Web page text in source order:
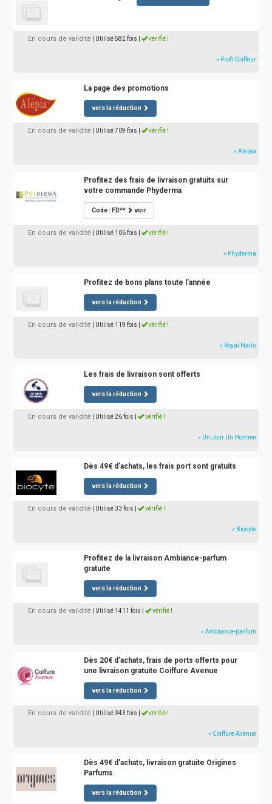
En cours de validité | Utilisé 582 fois vérifié !
» Profi Coiffeur
La page des promotions
vers la réduction
En cours de validité | Utilisé 709 fois vérifié !
» Alepia
Profitez des frais de livraison gratuits sur
votre commande Phyderma
Code : FD** voir
En cours de validité | Utilisé 106 fois vérifié !
» Phyderma
Profitez de bons plans toute l'année
vers la réduction
En cours de validité | Utilisé 119 fois vérifié !
» Royal Nails
Les frais de livraison sont offerts
vers la réduction
En cours de validité | Utilisé 26 fois vérifié !
» Un Jour Un Homme
Dès 49€ d'achats, les frais port sont gratuits
vers la réduction
En cours de validité | Utilisé 33 fois vérifié !
» Biocyte
Profitez de la livraison Ambiance-parfum
gratuite
vers la réduction
En cours de validité | Utilisé 1411 fois vérifié !
» Ambiance-parfum
Dès 20€ d'achats, frais de ports offerts pour
une livraison gratuite Coiffure Avenue
vers la réduction
En cours de validité | Utilisé 343 fois vérifié !
» Coiffure Avenue
Dès 49€ d'achats, livraison gratuite Origines
Parfums
vers la réduction